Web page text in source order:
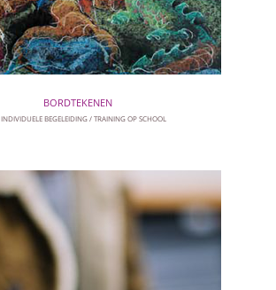
BORDTEKENEN
INDIVIDUELE BEGELEIDING TRAINING OP SCHOOL